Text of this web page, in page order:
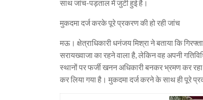
साथ जांच-पड़ताल में जुटी हुई है।
मुकदमा दर्ज करके पूरे प्रकरण की हो रही जांच
मऊ। क्षेत्राधिकारी धनंजय मिश्रा ने बताया कि
सरायख्वाजा का रहने वाला है, लेकिन वह अपनी
स्थानों पर फर्जी खनन अधिकारी बनकर भ्रमण कर
कर लिया गया है। मुकदमा दर्ज करने के साथ ही पूरे